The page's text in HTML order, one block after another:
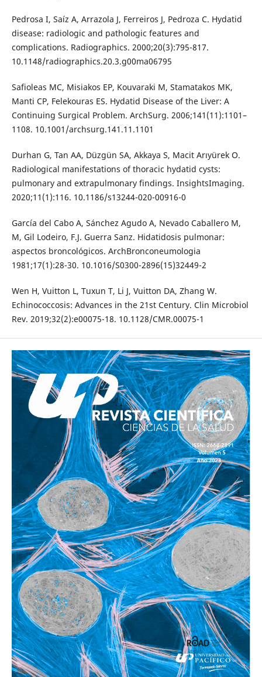
Pedrosa I, Saíz A, Arrazola J, Ferreiros J, Pedroza C. Hydatid
disease: radiologic and pathologic features and
complications. Radiographics. 2000;20(3):795-817.
10.1148/radiographics.20.3.g00ma06795
Safioleas MC, Misiakos EP, Kouvaraki M, Stamatakos MK,
Manti CP, Felekouras ES. Hydatid Disease of the Liver: A
Continuing Surgical Problem. ArchSurg. 2006;141(11):1101–
1108. 10.1001/archsurg.141.11.1101
Durhan G, Tan AA, Düzgün SA, Akkaya S, Macit Arıyürek O.
Radiological manifestations of thoracic hydatid cysts:
pulmonary and extrapulmonary findings. InsightsImaging.
2020;11(1):116. 10.1186/s13244-020-00916-0
García del Cabo A, Sánchez Agudo A, Nevado Caballero M,
M, Gil Lodeiro, F.J. Guerra Sanz. Hidatidosis pulmonar:
aspectos broncológicos. ArchBronconeumologia
1981;17(1):28-30. 10.1016/S0300-2896(15)32449-2
Wen H, Vuitton L, Tuxun T, Li J, Vuitton DA, Zhang W.
Echinococcosis: Advances in the 21st Century. Clin Microbiol
Rev. 2019;32(2):e00075-18. 10.1128/CMR.00075-1